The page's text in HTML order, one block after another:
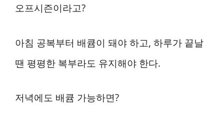
오프시즌이라고?
아침 공복부터 배큠이 돼야 하고, 하루가 끝날
땐 평평한 복부라도 유지해야 한다.
저녁에도 배큠 가능하면?